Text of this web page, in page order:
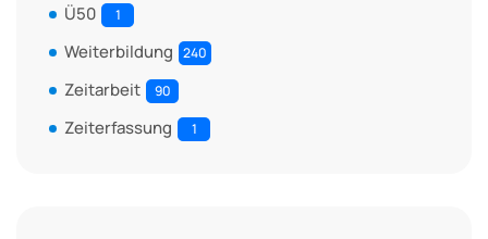
Ü50 1
Weiterbildung 240
Zeitarbeit 90
Zeiterfassung 1